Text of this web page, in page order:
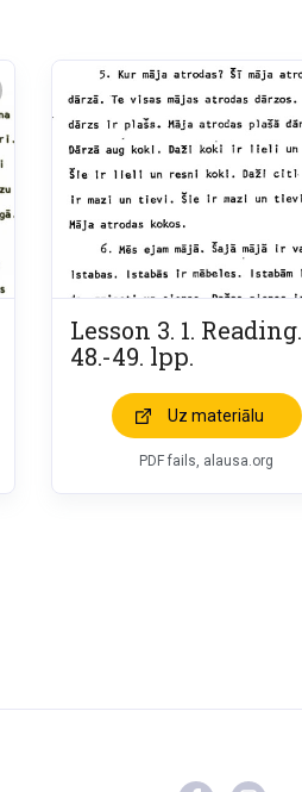
Lesson 3. 1. Reading.
48.-49. lpp.
Uz materiālu
PDF fails, alausa.org